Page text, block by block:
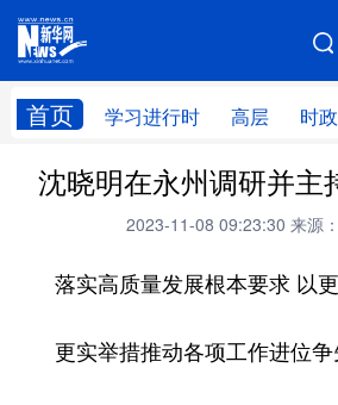
首页 学习进行时 高层 时政
网站地图
学习进行时 高层 时
财经 网
台湾 思客智库 全球
沈晓明在永州调研并主
2023-11-08 09:23:30 来源
落实高质量发展根本要求 以
更实举措推动各项工作进位争